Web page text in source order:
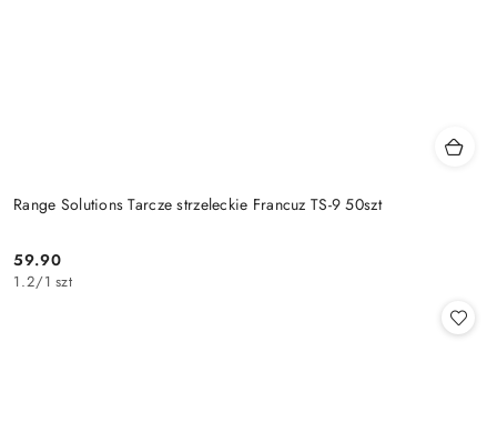
Range Solutions Tarcze strzeleckie Francuz TS-9 50szt
Cena:
59.90
1.2/1 szt